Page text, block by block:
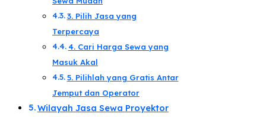
3. Pilih Jasa yang
Terpercaya​
4. Cari Harga Sewa yang
Masuk Akal​
5. Pilihlah yang Gratis Antar
Jemput dan Operator​
Wilayah Jasa Sewa Proyektor